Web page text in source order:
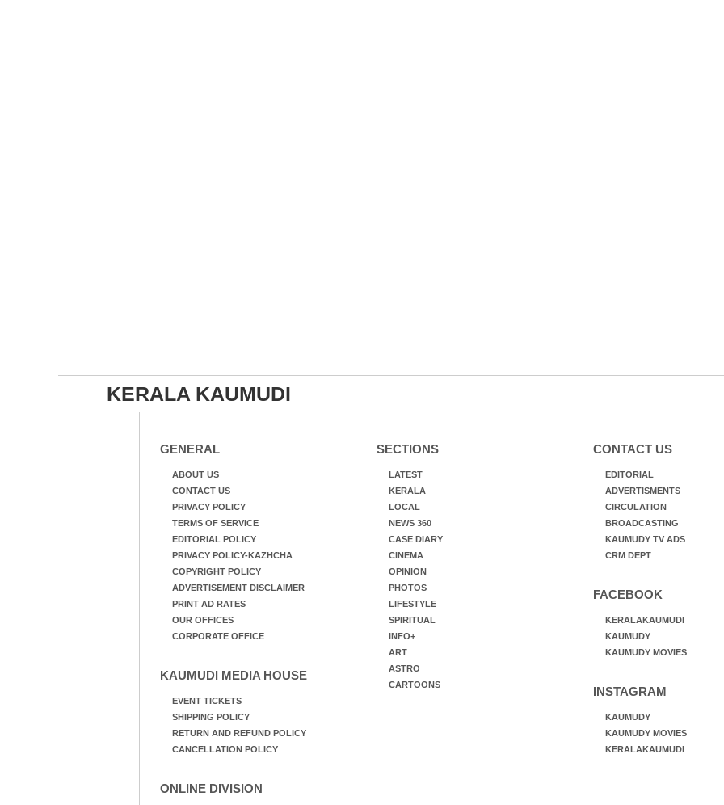
KERALA KAUMUDI
GENERAL
ABOUT US
CONTACT US
PRIVACY POLICY
TERMS OF SERVICE
EDITORIAL POLICY
PRIVACY POLICY-KAZHCHA
COPYRIGHT POLICY
ADVERTISEMENT DISCLAIMER
PRINT AD RATES
OUR OFFICES
CORPORATE OFFICE
KAUMUDI MEDIA HOUSE
EVENT TICKETS
SHIPPING POLICY
RETURN AND REFUND POLICY
CANCELLATION POLICY
ONLINE DIVISION
SECTIONS
LATEST
KERALA
LOCAL
NEWS 360
CASE DIARY
CINEMA
OPINION
PHOTOS
LIFESTYLE
SPIRITUAL
INFO+
ART
ASTRO
CARTOONS
CONTACT US
EDITORIAL
ADVERTISMENTS
CIRCULATION
BROADCASTING
KAUMUDY TV ADS
CRM DEPT
FACEBOOK
KERALAKAUMUDI
KAUMUDY
KAUMUDY MOVIES
INSTAGRAM
KAUMUDY
KAUMUDY MOVIES
KERALAKAUMUDI